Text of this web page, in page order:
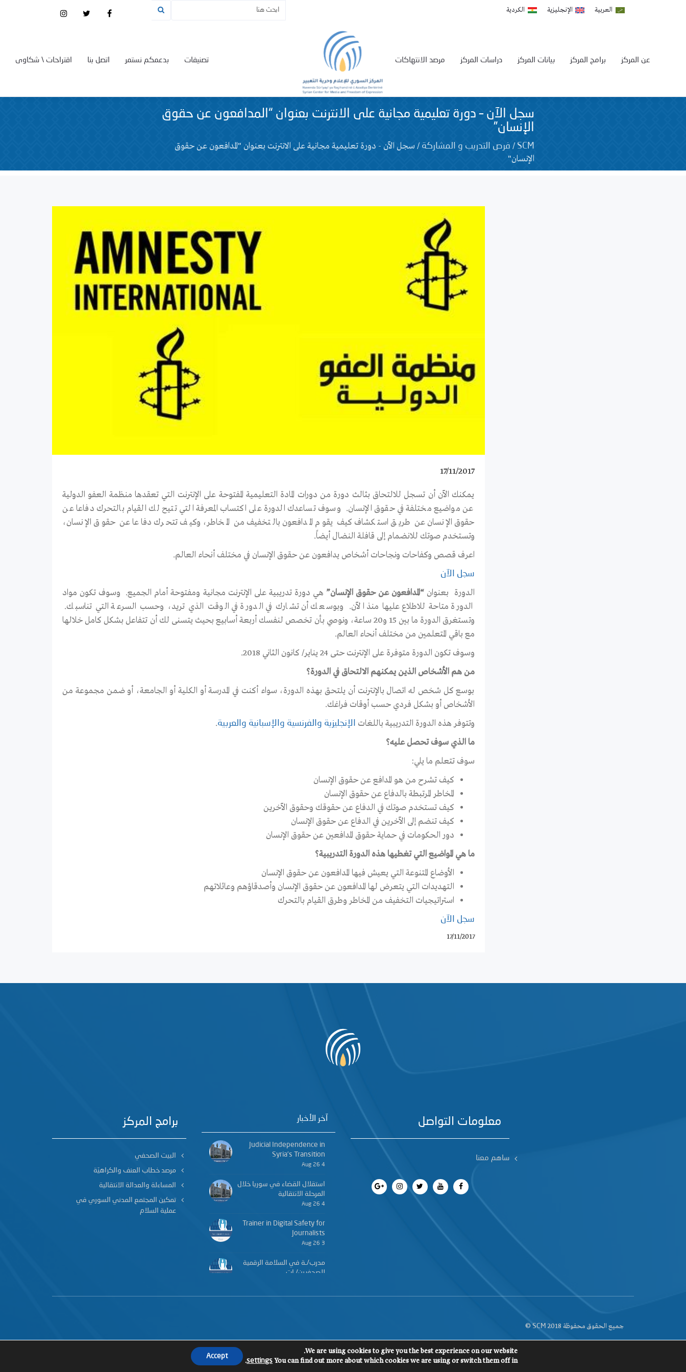
العربية الإنجليزية الكردية
اقتراحات \ شكاوى اتصل بنا بدعمكم نستمر تصنيفات مرصد الانتهاكات دراسات المركز بيانات المركز برامج المركز عن المركز
سجل الآن – دورة تعليمية مجانية على الانترنت بعنوان “المدافعون عن حقوق
الإنسان”
SCM
/ فرص التدريب و المشاركة / سجل الآن - دورة تعليمية مجانية على الانترنت بعنوان "المدافعون عن حقوق
الإنسان"
17/11/2017
يمكنك الآن أن تسجل للالتحاق بثالث دورة من دورات المادة التعليمية المفتوحة على الإنترنت التي تعقدها منظمة العفو الدولية
عن مواضيع مختلفة في حقوق الإنسان. وسوف تساعدك الدورة على اكتساب المعرفة التي تتيح لك القيام بالتحرك دفاعا عن
حقوق الإنسان عن طريق استكشاف كيف يقوم المدافعون بالتخفيف من المخاطر، وكيف تتحرك دفاعا عن حقوق الإنسان،
وتستخدم صوتك للانضمام إلى قافلة النضال أيضاً.
اعرف قصص وكفاحات ونجاحات أشخاص يدافعون عن حقوق الإنسان في مختلف أنحاء العالم.
سجل الآن
الدورة بعنوان “المدافعون عن حقوق الإنسان” هي دورة تدريبية على الإنترنت مجانية ومفتوحة أمام الجميع. وسوف تكون مواد
الدورة متاحة للاطلاع عليها منذ الآن. وبوسعك أن تشارك في الدورة في الوقت الذي تريد، وحسب السرعة التي تناسبك.
وتستغرق الدورة ما بين 15 و20 ساعة، ونوصي بأن تخصص لنفسك أربعة أسابيع بحيث يتسنى لك أن تتفاعل بشكل كامل خلالها
مع باقي المتعلمين من مختلف أنحاء العالم.
وسوف تكون الدورة متوفرة على الإنترنت حتى 24 يناير/ كانون الثاني 2018.
من هم الأشخاص الذين يمكنهم الالتحاق في الدورة؟
بوسع كل شخص له اتصال بالإنترنت أن يلتحق بهذه الدورة، سواء أكنت في المدرسة أو الكلية أو الجامعة، أو ضمن مجموعة من
الأشخاص أو بشكل فردي حسب أوقات فراغك.
وتتوفر هذه الدورة التدريبية باللغات
الإنجليزية والفرنسية والإسبانية والعربية.
ما الذي سوف تحصل عليه؟
سوف تتعلم ما يلي:
كيف تشرح من هو المدافع عن حقوق الإنسان
المخاطر المرتبطة بالدفاع عن حقوق الإنسان
كيف تستخدم صوتك في الدفاع عن حقوقك وحقوق الآخرين
كيف تنضم إلى الآخرين في الدفاع عن حقوق الإنسان
دور الحكومات في حماية حقوق المدافعين عن حقوق الإنسان
ما هي المواضيع التي تغطيها هذه الدورة التدريبية؟
الأوضاع المتنوعة التي يعيش فيها المدافعون عن حقوق الإنسان
التهديدات التي يتعرض لها المدافعون عن حقوق الإنسان وأصدقاؤهم وعائلاتهم
استراتيجيات التخفيف من المخاطر وطرق القيام بالتحرك
سجل الآن
17/11/2017
برامج المركز
البيت الصحفي
مرصد خطاب العنف والكراهيّة
المساءلة والعدالة الانتقالية
تمكين المجتمع المدني السوري في
عملية السلام
آخر الأخبار
Judicial Independence in
Syria’s Transition
4 Aug 26
استقلال القضاء في سوريا خلال
المرحلة الانتقالية
4 Aug 26
Trainer in Digital Safety for
Journalists
3 Aug 26
مدرب/ـة في السلامة الرقمية
للصحفيين/ـات
معلومات التواصل
ساهم معنا
جميع الحقوق محفوظة 2018 SCM
©
We are using cookies to give you the best experience on our website.
You can find out more about which cookies we are using or switch them off in
settings
.
Accept